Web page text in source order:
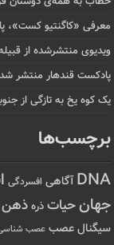
معرفی «کاگنتیو کست»،
ویدیوی منتشرشده از
پادکست قندهار منتشر شد
یک کوه یخ به تازگی از
برچسب‌ها
DNA آگاهی افسردگی
جهانحیات ذره ذهن
سیگنال عصب عصب